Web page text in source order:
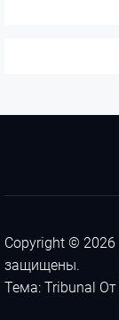
Copyright © 2026
защищены.
Тема: Tribunal От